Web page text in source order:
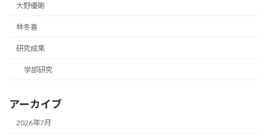
大野優剛
林冬喜
研究成果
学部研究
アーカイブ
2026年7月